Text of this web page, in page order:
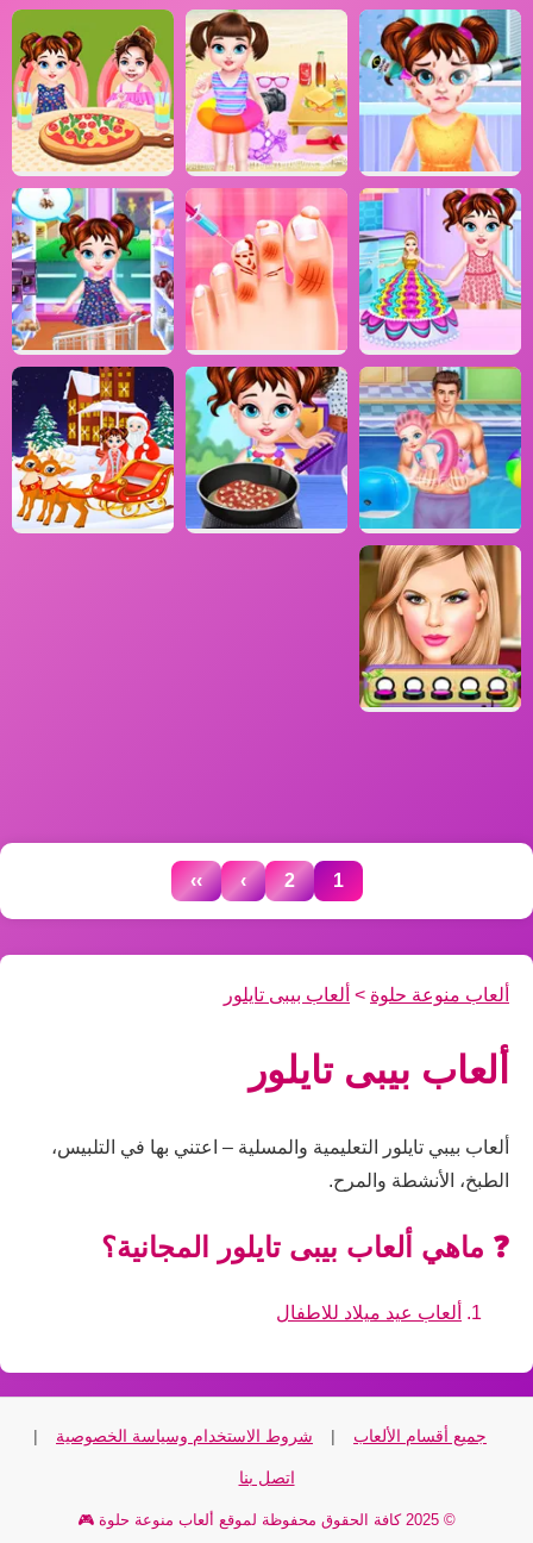
1
2
›
››
ألعاب منوعة حلوة > ألعاب بيبى تايلور
ألعاب بيبى تايلور
ألعاب بيبي تايلور التعليمية والمسلية – اعتني بها في التلبيس،
الطبخ، الأنشطة والمرح.
❓ ماهي ألعاب بيبى تايلور المجانية؟
ألعاب عيد ميلاد للاطفال
جميع أقسام الألعاب | شروط الاستخدام وسياسة الخصوصية |
اتصل بنا
© 2025 كافة الحقوق محفوظة لموقع ألعاب منوعة حلوة 🎮